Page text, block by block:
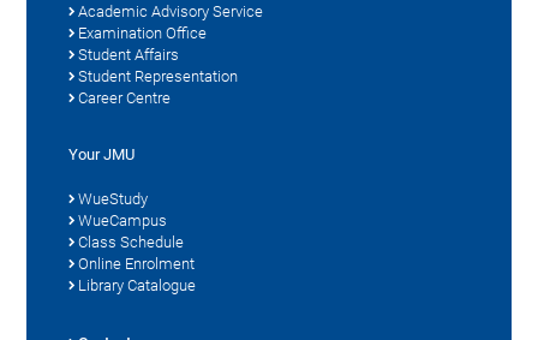
Academic Advisory Service
Examination Office
Student Affairs
Student Representation
Career Centre
Your JMU
WueStudy
WueCampus
Class Schedule
Online Enrolment
Library Catalogue